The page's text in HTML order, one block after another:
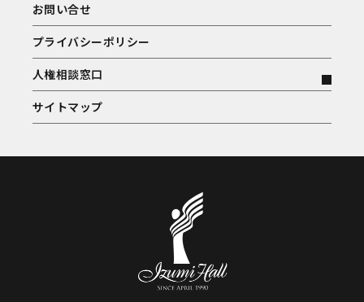
お問い合せ
プライバシーポリシー
人権相談窓口
サイトマップ